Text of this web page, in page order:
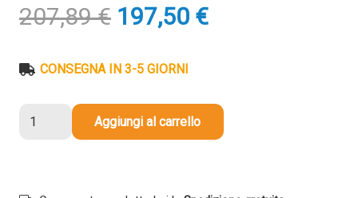
207,89€ Il
prezzo
era:
197,50 €Il
prezzo
CONSEGNA IN 3-5 GIORNI
Aggiungi al carrello